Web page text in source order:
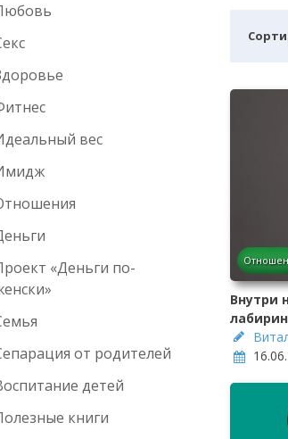
вес
«Деньги по-
от родителей
детей
книги
Внутри